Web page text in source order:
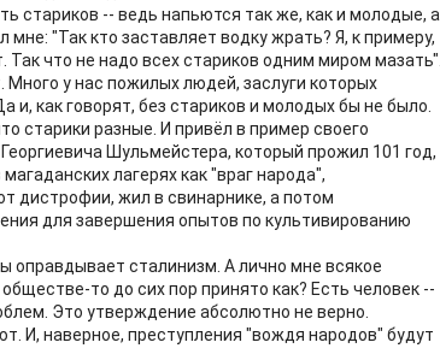
стариков -- ведь напьются так же, как и молодые, а
"Так кто заставляет водку жрать? Я, к примеру,
что не надо всех стариков одним миром мазать".
у нас пожилых людей, заслуги которых
и, как говорят, без стариков и молодых бы не было.
старики разные. И привёл в пример своего
Шульмейстера, который прожил 101 год,
лагерях как "враг народа",
дистрофии, жил в свинарнике, а потом
для завершения опытов по культивированию
оправдывает сталинизм. А лично мне всякое
то до сих пор принято как? Есть человек --
Это утверждение абсолютно не верно.
И, наверное, преступления "вождя народов" будут